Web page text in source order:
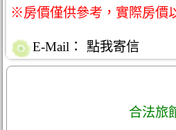
※房價僅供參考，實際房價
E-Mail： 點我寄信
合法旅